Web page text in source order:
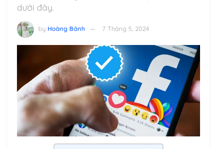
dưới đây.
by Hoàng Bảnh 7 Tháng 5, 2024